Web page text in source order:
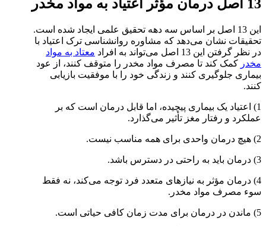
13 اصل درمان مؤثر اعتیاد به مواد مخدر
این 13 اصل بر اساس سه دهه تحقیق علمی ایجاد شده است.
تحقیقات نشان می‌دهد که مشاوره روانشناسی ترک اعتیاد با
در نظر گرفتن این 13 اصل می‌تواند به افراد
معتاد به مواد
مخدر کمک کند تا مصرف مواد مخدر را متوقف کنند، از عود
بیماری جلوگیری کنند و زندگی خود را با موفقیت بازیابی
کنند.
1) اعتیاد یک بیماری پیچیده، اما قابل درمان است که بر
عملکرد و رفتار مغز تأثیر می‌گذارد.
2) هیچ درمان واحدی برای همه مناسب نیست.
3) درمان باید به راحتی در دسترس باشد.
4) درمان مؤثر به نیازهای متعدد فرد توجه می‌کند، نه فقط
سوء مصرف مواد مخدر.
5) ماندن در درمان برای مدت زمان کافی حیاتی است.